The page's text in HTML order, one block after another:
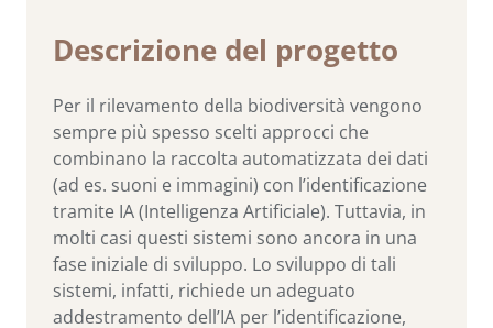
Descrizione del progetto
Per il rilevamento della biodiversità vengono
sempre più spesso scelti approcci che
combinano la raccolta automatizzata dei dati
(ad es. suoni e immagini) con l’identificazione
tramite IA (Intelligenza Artificiale). Tuttavia, in
molti casi questi sistemi sono ancora in una
fase iniziale di sviluppo. Lo sviluppo di tali
sistemi, infatti, richiede un adeguato
addestramento dell’IA per l’identificazione,